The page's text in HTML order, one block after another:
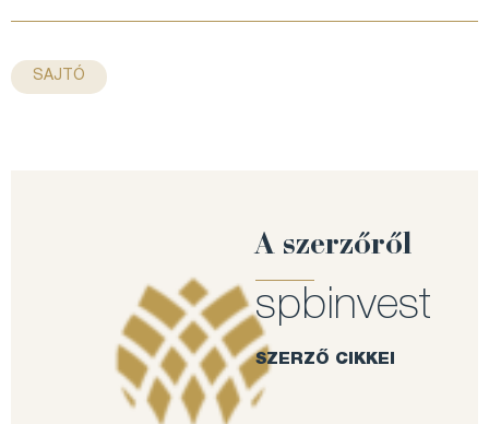
SAJTÓ
A szerzőről
spbinvest
SZERZŐ CIKKEI